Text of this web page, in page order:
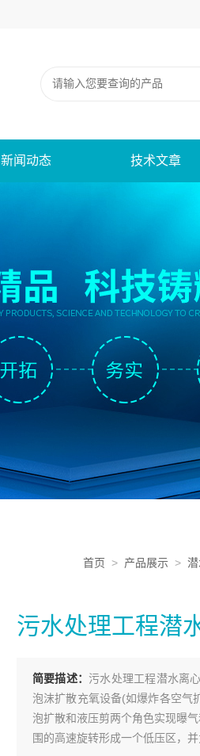
新闻动态 技术文章
首页 > 产品展示 >
污水处理工程潜
简要描述： 污水处理工程潜水离
泡沫扩散充氧设备(如爆炸各空气
泡扩散和液压剪两个角色实现曝
围的高速旋转形成一个低压区，